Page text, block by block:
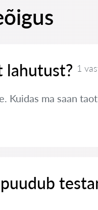
lahutust? 1
Kuidas ma saan